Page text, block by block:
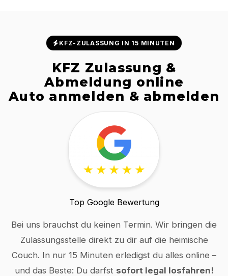
KFZ-ZULASSUNG IN 15 MINUTEN
KFZ Zulassung &
Abmeldung online
Auto anmelden & abmelden
Top Google Bewertung
Bei uns brauchst du keinen Termin. Wir bringen die
Zulassungsstelle direkt zu dir auf die heimische
Couch. In nur 15 Minuten erledigst du alles online –
und das Beste: Du darfst sofort legal losfahren!